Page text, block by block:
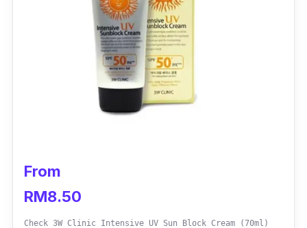
From
RM8.50
Check 3W Clinic Intensive UV Sun Block Cream (70ml)